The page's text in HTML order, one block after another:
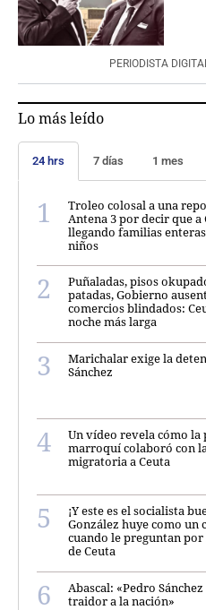
PERIODISTA
Lo más leído
24 hrs 7 días 1 mes
Troleo colosal a una
Antena 3 por decir que a
llegando familias
niños
Puñaladas, pisos
patadas, Gobierno
comercios blindados:
noche más larga
Marichalar exige la
Sánchez
Un vídeo revela cómo la
marroquí colaboró con
migratoria a Ceuta
¡Y este es el socialista
González huye como un
cuando le preguntan
de Ceuta
Abascal: «Pedro Sánchez
traidor a la nación»